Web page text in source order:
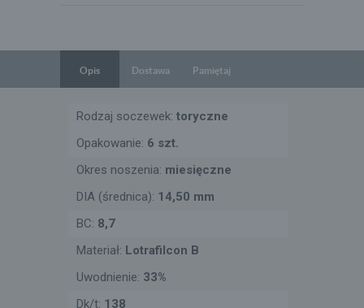
Opis Dostawa Pamiętaj
Rodzaj soczewek: toryczne
Opakowanie: 6 szt.
Okres noszenia: miesięczne
DIA (średnica): 14,50 mm
BC: 8,7
Materiał: Lotrafilcon B
Uwodnienie: 33%
Dk/t: 138